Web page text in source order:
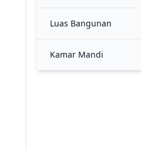
Luas Bangunan
Kamar Mandi